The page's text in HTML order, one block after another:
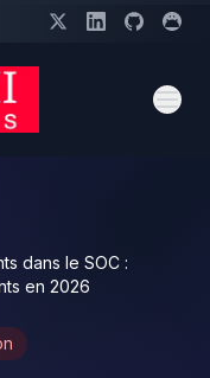
dans le SOC :
en 2026